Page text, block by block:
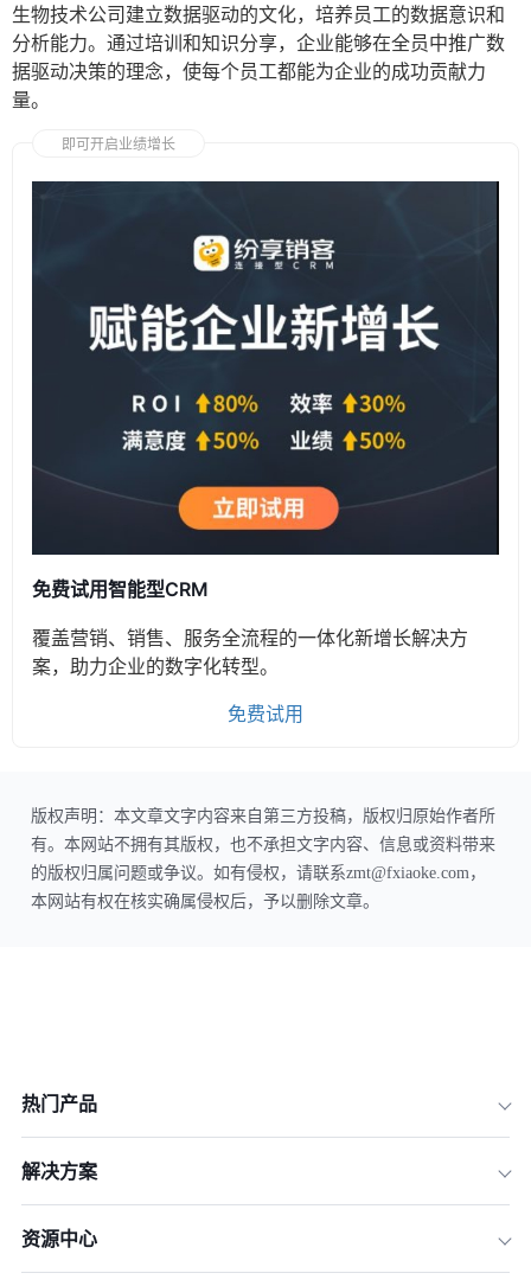
生物技术公司建立数据驱动的文化，培养员工的数据意识和
分析能力。通过培训和知识分享，企业能够在全员中推广数
据驱动决策的理念，使每个员工都能为企业的成功贡献力
量。
即可开启业绩增长
免费试用智能型CRM
覆盖营销、销售、服务全流程的一体化新增长解决方
案，助力企业的数字化转型。
免费试用
版权声明：本文章文字内容来自第三方投稿，版权归原始作者所
有。本网站不拥有其版权，也不承担文字内容、信息或资料带来
的版权归属问题或争议。如有侵权，请联系zmt@fxiaoke.com，
本网站有权在核实确属侵权后，予以删除文章。
热门产品
解决方案
资源中心